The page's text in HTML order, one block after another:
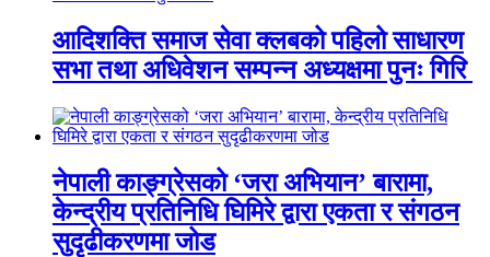
आदिशक्ति समाज सेवा क्लबको पहिलो साधारण
सभा तथा अधिवेशन सम्पन्न अध्यक्षमा पुनः गिरि
नेपाली काङ्ग्रेसको ‘जरा अभियान’ बारामा,
केन्द्रीय प्रतिनिधि घिमिरे द्वारा एकता र संगठन
सुदृढीकरणमा जोड